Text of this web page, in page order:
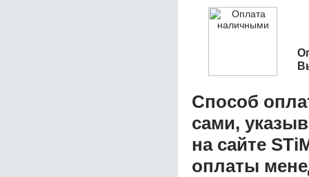
Способ
сами,
на сайте
оплаты